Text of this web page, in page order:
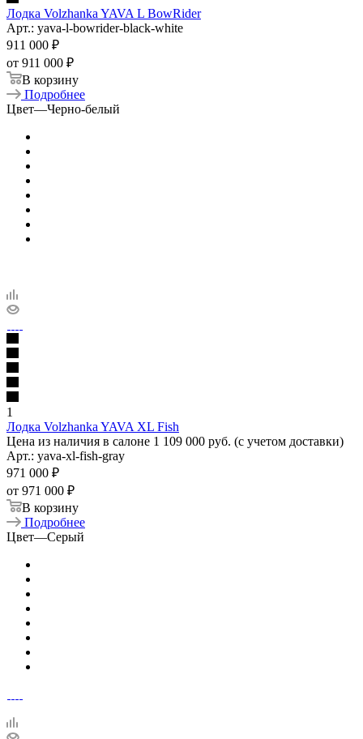
Лодка Volzhanka YAVA L BowRider
Арт.: yava-l-bowrider-black-white
911 000 ₽
от 911 000 ₽
В корзину
Подробнее
Цвет—Черно-белый
1
Лодка Volzhanka YAVA XL Fish
Цена из наличия в салоне 1 109 000 руб. (с учетом доставки)
Арт.: yava-xl-fish-gray
971 000 ₽
от 971 000 ₽
В корзину
Подробнее
Цвет—Серый